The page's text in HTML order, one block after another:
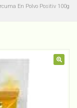
En Polvo Positiv 100g